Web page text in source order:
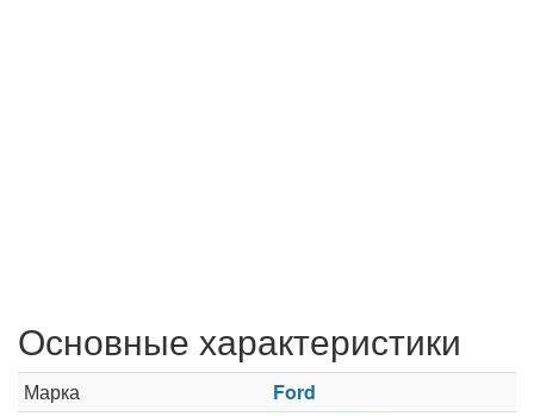
Основные характеристики
Марка
Ford